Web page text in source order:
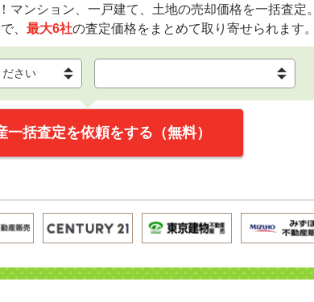
マンション、一戸建て、土地の売却価格を一括査定。
、 最大6社の査定価格をまとめて取り寄せられます。
一括査定を依頼をする（無料）